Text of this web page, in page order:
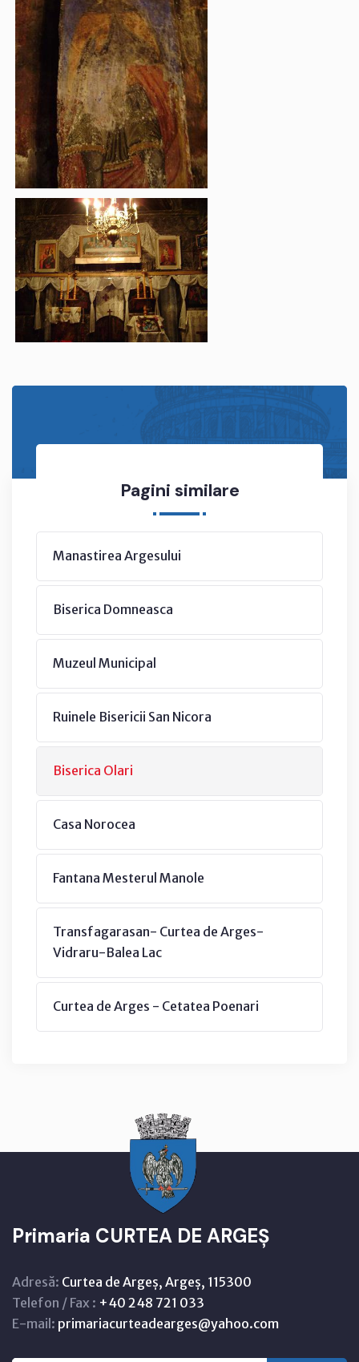
Pagini similare
Manastirea Argesului
Biserica Domneasca
Muzeul Municipal
Ruinele Bisericii San Nicora
Biserica Olari
Casa Norocea
Fantana Mesterul Manole
Transfagarasan- Curtea de Arges-
Vidraru-Balea Lac
Curtea de Arges - Cetatea Poenari
Primaria CURTEA DE ARGEȘ
Adresă: Curtea de Argeș, Argeș, 115300
Telefon / Fax : +40 248 721 033
E-mail: primariacurteadearges@yahoo.com